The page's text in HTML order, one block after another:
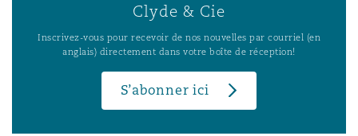
Clyde & Cie
Inscrivez-vous pour recevoir de nos nouvelles par courriel (en
anglais) directement dans votre boîte de réception!
S’abonner ici